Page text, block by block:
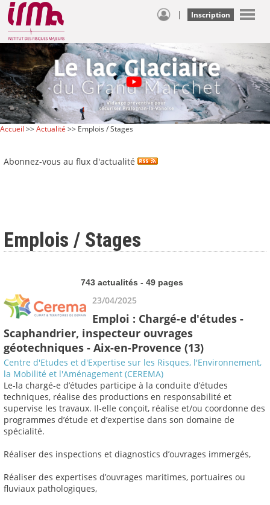
| Inscription
Accueil >>Actualité >> Emplois / Stages
Abonnez-vous au flux d'actualité
Emplois / Stages
743 actualités - 49 pages
23/04/2025
Emploi : Chargé-e d'études -
Scaphandrier, inspecteur ouvrages
géotechniques - Aix-en-Provence (13)
Centre d'Etudes et d'Expertise sur les Risques, l'Environnement,
la Mobilité et l'Aménagement (CEREMA)
Le-la chargé-e d’études participe à la conduite d’études
techniques, réalise des productions en responsabilité et
supervise les travaux. Il-elle conçoit, réalise et/ou coordonne des
programmes d’étude et d’expertise dans son domaine de
spécialité.
Réaliser des inspections et diagnostics d’ouvrages immergés,
Réaliser des expertises d’ouvrages maritimes, portuaires ou
fluviaux pathologiques,